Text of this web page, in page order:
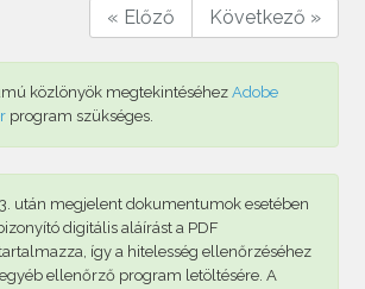
« Előző Következő »
közlönyök megtekintéséhezAdobe
program szükséges.
után megjelent dokumentumok esetében
digitális aláírást a PDF
így a hitelesség ellenőrzéséhez
ellenőrző program letöltésére. A